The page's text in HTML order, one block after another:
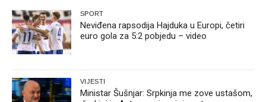
SPORT
Neviđena rapsodija Hajduka u Europi, četiri
euro gola za 5:2 pobjedu – video
VIJESTI
Ministar Šušnjar: Srpkinja me zove ustašom,